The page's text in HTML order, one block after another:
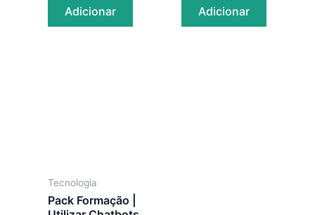
Adicionar Adicionar
Tecnologia
Pack Formação |